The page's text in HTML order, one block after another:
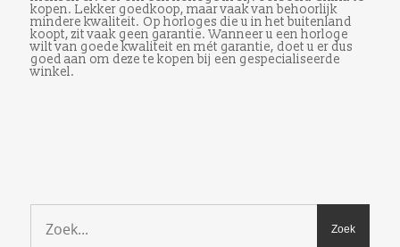
kopen. Lekker goedkoop, maar vaak van behoorlijk
mindere kwaliteit. Op horloges die u in het buitenland
koopt, zit vaak geen garantie. Wanneer u een horloge
wilt van goede kwaliteit en mét garantie, doet u er dus
goed aan om deze te kopen bij een gespecialiseerde
winkel.